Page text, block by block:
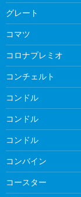
グレート
コマツ
コロナプレミオ
コンチェルト
コンドル
コンドル
コンドル
コンバイン
コースター